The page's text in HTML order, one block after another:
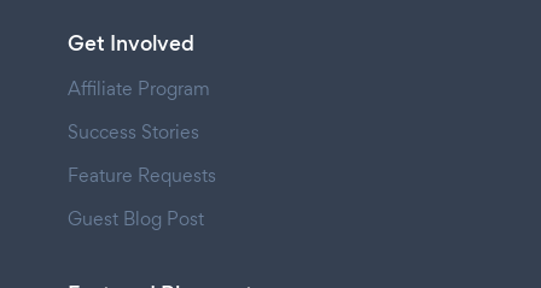
Get Involved
Affiliate Program
Success Stories
Feature Requests
Guest Blog Post